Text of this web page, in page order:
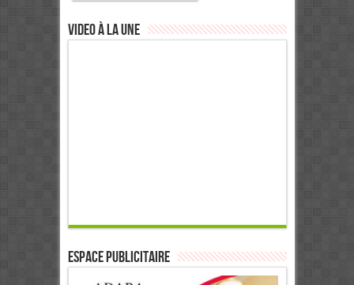
Video à la Une
ESPACE PUBLICITAIRE